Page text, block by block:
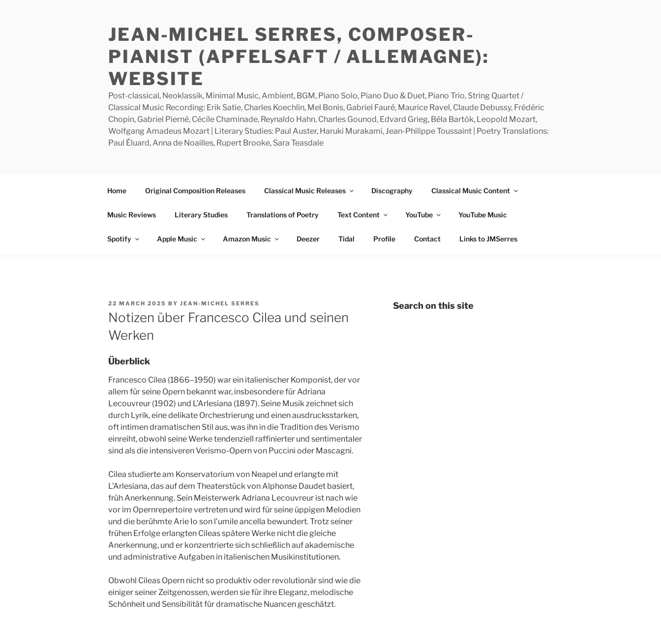
JEAN-MICHEL SERRES, COMPOSER-
PIANIST (APFELSAFT / ALLEMAGNE):
WEBSITE
Post-classical, Neoklassik, Minimal Music, Ambient, BGM, Piano Solo, Piano Duo & Duet, Piano Trio, String Quartet /
Classical Music Recording: Erik Satie, Charles Koechlin, Mel Bonis, Gabriel Fauré, Maurice Ravel, Claude Debussy, Frédéric
Chopin, Gabriel Pierné, Cécile Chaminade, Reynaldo Hahn, Charles Gounod, Edvard Grieg, Béla Bartók, Leopold Mozart,
Wolfgang Amadeus Mozart | Literary Studies: Paul Auster, Haruki Murakami, Jean-Philippe Toussaint | Poetry Translations:
Paul Éluard, Anna de Noailles, Rupert Brooke, Sara Teasdale
Home Original Composition Releases Classical Music Releases Discography Classical Music Content
Music Reviews Literary Studies Translations of Poetry Text Content YouTube YouTube Music
Spotify Apple Music Amazon Music Deezer Tidal Profile Contact Links to JMSerres
POSTED
ON
22 MARCH 2025 BY JEAN-MICHEL SERRES
Notizen über Francesco Cilea und seinen
Werken
Überblick
Francesco Cilea (1866–1950) war ein italienischer Komponist, der vor
allem für seine Opern bekannt war, insbesondere für Adriana
Lecouvreur (1902) und L’Arlesiana (1897). Seine Musik zeichnet sich
durch Lyrik, eine delikate Orchestrierung und einen ausdrucksstarken,
oft intimen dramatischen Stil aus, was ihn in die Tradition des Verismo
einreiht, obwohl seine Werke tendenziell raffinierter und sentimentaler
sind als die intensiveren Verismo-Opern von Puccini oder Mascagni.
Cilea studierte am Konservatorium von Neapel und erlangte mit
L’Arlesiana, das auf dem Theaterstück von Alphonse Daudet basiert,
früh Anerkennung. Sein Meisterwerk Adriana Lecouvreur ist nach wie
vor im Opernrepertoire vertreten und wird für seine üppigen Melodien
und die berühmte Arie Io son l’umile ancella bewundert. Trotz seiner
frühen Erfolge erlangten Cileas spätere Werke nicht die gleiche
Anerkennung, und er konzentrierte sich schließlich auf akademische
und administrative Aufgaben in italienischen Musikinstitutionen.
Obwohl Cileas Opern nicht so produktiv oder revolutionär sind wie die
einiger seiner Zeitgenossen, werden sie für ihre Eleganz, melodische
Schönheit und Sensibilität für dramatische Nuancen geschätzt.
Search on this site